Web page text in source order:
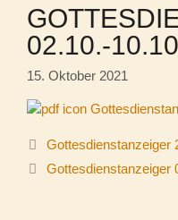
02.10.-
15. Oktober 2021
Gottesdienstanzeiger
Gottesdienstanzeiger